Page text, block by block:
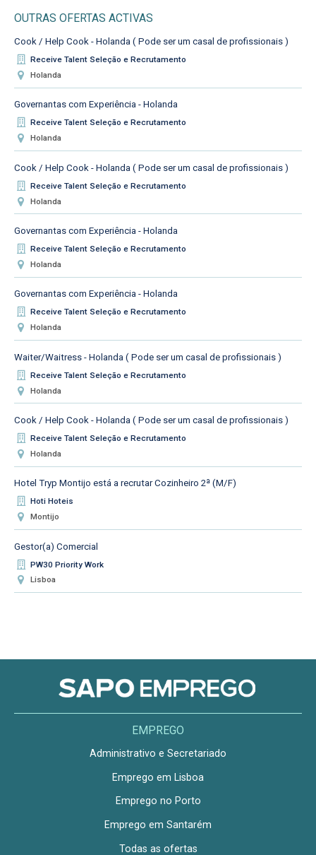
OUTRAS OFERTAS ACTIVAS
Cook / Help Cook - Holanda ( Pode ser um casal de profissionais )
Receive Talent Seleção e Recrutamento
Holanda
Governantas com Experiência - Holanda
Receive Talent Seleção e Recrutamento
Holanda
Cook / Help Cook - Holanda ( Pode ser um casal de profissionais )
Receive Talent Seleção e Recrutamento
Holanda
Governantas com Experiência - Holanda
Receive Talent Seleção e Recrutamento
Holanda
Governantas com Experiência - Holanda
Receive Talent Seleção e Recrutamento
Holanda
Waiter/Waitress - Holanda ( Pode ser um casal de profissionais )
Receive Talent Seleção e Recrutamento
Holanda
Cook / Help Cook - Holanda ( Pode ser um casal de profissionais )
Receive Talent Seleção e Recrutamento
Holanda
Hotel Tryp Montijo está a recrutar Cozinheiro 2ª (M/F)
Hoti Hoteis
Montijo
Gestor(a) Comercial
PW30 Priority Work
Lisboa
EMPREGO
Administrativo e Secretariado
Emprego em Lisboa
Emprego no Porto
Emprego em Santarém
Todas as ofertas